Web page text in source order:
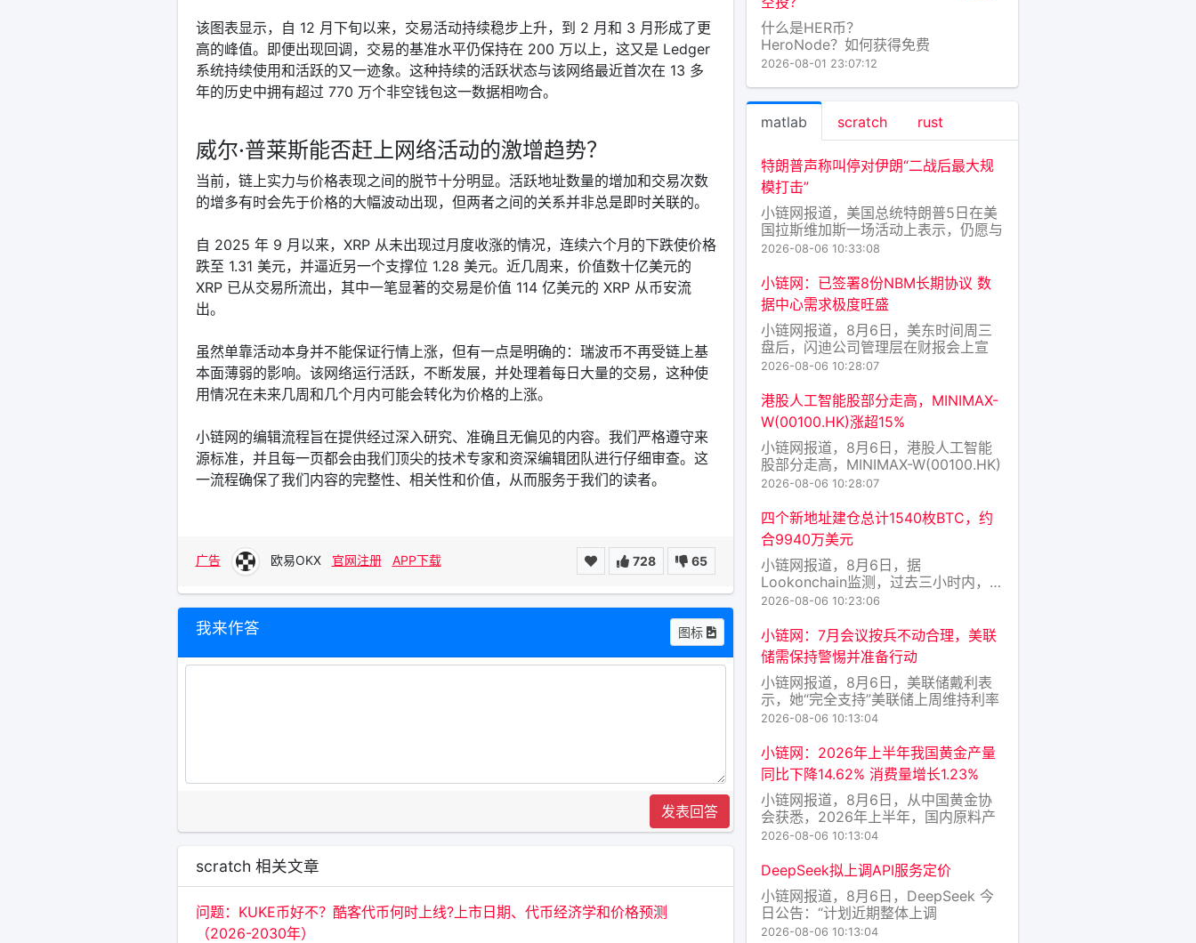
该图表显示，自 12 月下旬以来，交易活动持续稳步上升，到 2 月和 3 月形成了更
高的峰值。即便出现回调，交易的基准水平仍保持在 200 万以上，这又是 Ledger
系统持续使用和活跃的又一迹象。这种持续的活跃状态与该网络最近首次在 13 多
年的历史中拥有超过 770 万个非空钱包这一数据相吻合。
威尔·普莱斯能否赶上网络活动的激增趋势？
当前，链上实力与价格表现之间的脱节十分明显。活跃地址数量的增加和交易次数
的增多有时会先于价格的大幅波动出现，但两者之间的关系并非总是即时关联的。
自 2025 年 9 月以来，XRP 从未出现过月度收涨的情况，连续六个月的下跌使价格
跌至 1.31 美元，并逼近另一个支撑位 1.28 美元。近几周来，价值数十亿美元的
XRP 已从交易所流出，其中一笔显著的交易是价值 114 亿美元的 XRP 从币安流
出。
虽然单靠活动本身并不能保证行情上涨，但有一点是明确的：瑞波币不再受链上基
本面薄弱的影响。该网络运行活跃，不断发展，并处理着每日大量的交易，这种使
用情况在未来几周和几个月内可能会转化为价格的上涨。
小链网的编辑流程旨在提供经过深入研究、准确且无偏见的内容。我们严格遵守来
源标准，并且每一页都会由我们顶尖的技术专家和资深编辑团队进行仔细审查。这
一流程确保了我们内容的完整性、相关性和价值，从而服务于我们的读者。
728 65
广告 欧易OKX 官网注册 APP下载
我来作答 图标
发表回答
scratch 相关文章
问题：KUKE币好不？酷客代币何时上线?上市日期、代币经济学和价格预测
（2026-2030年）
太坊兼容的ERC20标准之上
（后续可
什么是HER币？
HeroNode？如何获得免费
空投？ 在区块链世界日新月
注的“新星”。它们并非简单
的代币和节点，而是一个致
力于构建去中心化AI计算网
络的生态体系。下面，我将
用通俗的
2026-08-01 23:07:12
matlab scratch rust
特朗普声称叫停对伊朗“二战后最大规
模打击”
小链网报道，美国总统特朗普5日在美
国拉斯维加斯一场活动上表示，仍愿与
伊朗达成协议。特朗普说，美国此前已
军事打击”，并且过去数月已对伊朗实
施多次沉重打击。他声称是伊朗请求美
方取消袭击、重启谈判。事后，伊朗方
面否认了相关表态，
2026-08-06 10:33:08
小链网：已签署8份NBM长期协议 数
据中心需求极度旺盛
小链网报道，8月6日，美东时间周三
盘后，闪迪公司管理层在财报会上宣
布，公司已与8家覆盖数据中心、边缘
议，2027财年NBM协议供货比特量占
公司总出货比特50%以上，2028财年
占比约三分之二。公司CEO直言：“过
去我们只能预
2026-08-06 10:28:07
港股人工智能股部分走高，MINIMAX-
W(00100.HK)涨超15%
小链网报道，8月6日，港股人工智能
股部分走高，MINIMAX-W(00100.HK)
涨超15%，智谱(02513.HK)涨超9%，
技(06166.HK)涨超3%。(金十)
2026-08-06 10:28:07
四个新地址建仓总计1540枚BTC，约
合9940万美元
小链网报道，8月6日，据
Lookonchain监测，过去三小时内，四
个新创建的钱包从Galaxy Digital和
值约9940万美元）。
2026-08-06 10:23:06
小链网：7月会议按兵不动合理，美联
储需保持警惕并准备行动
小链网报道，8月6日，美联储戴利表
示，她“完全支持”美联储上周维持利率
不变的决定。她称，在通胀水平明显高
数据，以判断未来应采取何种政策应
对。戴利表示，在9月货币政策会议召
开前，美联储“还有大量信息需要收
集”，以判断当前通胀
2026-08-06 10:13:04
小链网：2026年上半年我国黄金产量
同比下降14.62% 消费量增长1.23%
小链网报道，8月6日，从中国黄金协
会获悉，2026年上半年，国内原料产
金152.908吨，同比减少26.175吨，同
吨，同比增加3.402吨，同比增长
4.62%。国内原料和进口原料共计生产
黄金229.988吨，同
2026-08-06 10:13:04
DeepSeek拟上调API服务定价
小链网报道，8月6日，DeepSeek 今
日公告：“计划近期整体上调
DeepSeek API 服务的定价，预计涨幅
2026-08-06 10:13:04